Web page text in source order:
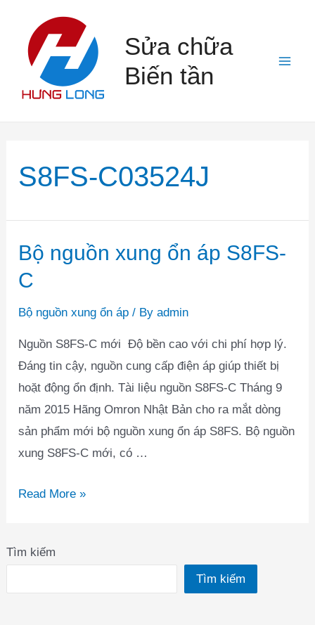
content
Sửa chữa
Biến tần
Tìm kiếm
Tìm kiếm
S8FS-C03524J
Bộ nguồn xung ổn áp S8FS-
C
Bộ nguồn xung ổn áp / Byadmin
Nguồn S8FS-C mới Độ bền cao với chi phí hợp lý.
Đáng tin cậy, nguồn cung cấp điện áp giúp thiết bị
hoặt động ổn định. Tài liệu nguồn S8FS-C Tháng 9
năm 2015 Hãng Omron Nhật Bản cho ra mắt dòng
sản phẩm mới bộ nguồn xung ổn áp S8FS. Bộ nguồn
xung S8FS-C mới, có …
Bộ
ổn
Read More »